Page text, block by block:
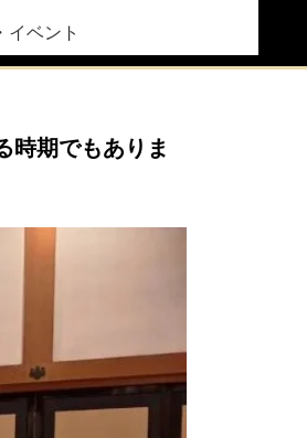
イベント
時期でもありま